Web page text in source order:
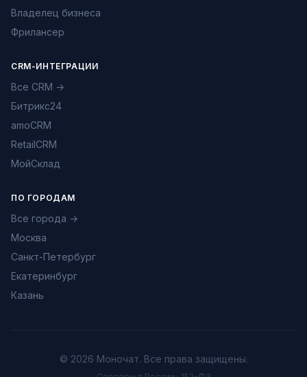
Владелец бизнеса
Фрилансер
CRM-ИНТЕГРАЦИИ
Все CRM →
Битрикс24
amoCRM
RetailCRM
МойСклад
ПО ГОРОДАМ
Все города →
Москва
Санкт-Петербург
Екатеринбург
Казань
© 2026 Моночат. Все права защищены.